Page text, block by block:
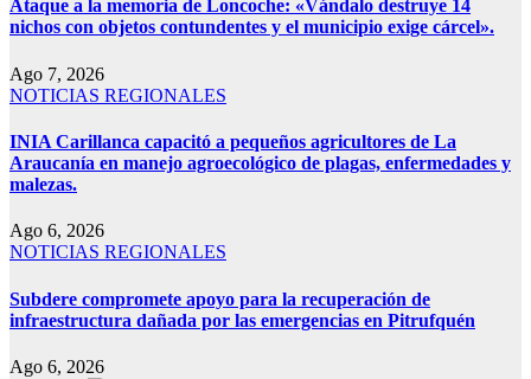
Ataque a la memoria de Loncoche: «Vándalo destruye 14
nichos con objetos contundentes y el municipio exige cárcel».
Ago 7, 2026
NOTICIAS REGIONALES
INIA Carillanca capacitó a pequeños agricultores de La
Araucanía en manejo agroecológico de plagas, enfermedades y
malezas.
Ago 6, 2026
NOTICIAS REGIONALES
Subdere compromete apoyo para la recuperación de
infraestructura dañada por las emergencias en Pitrufquén
Ago 6, 2026